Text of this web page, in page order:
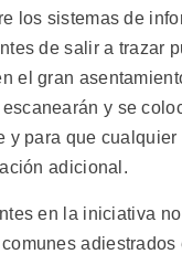
los sistemas de
de salir a trazar
el gran
y se
y para que cualquier
adicional.
en la iniciativa
adiestrados